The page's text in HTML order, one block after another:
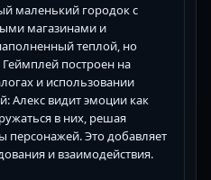
маленький городок с
магазинами и
теплой, но
построен на
и использовании
Алекс видит эмоции как
в них, решая
Это добавляет
и взаимодействия.